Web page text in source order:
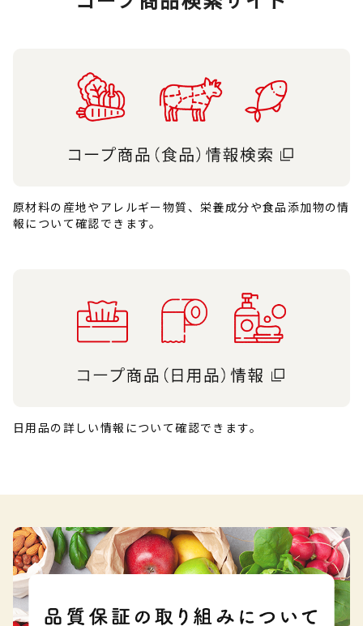
原材料の産地やアレルギー物質、栄養成分や食品添加物の情
報について確認できます。
日用品の詳しい情報について確認できます。